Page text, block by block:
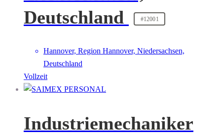
Deutschland
#12001
Hannover, Region Hannover, Niedersachsen,
Deutschland
Vollzeit
Industriemechaniker